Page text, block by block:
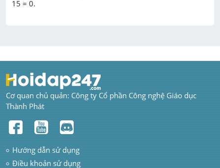
Cơ quan chủ quản: Công ty Cổ phần Công nghệ Giáo dục
Thành Phát
Hướng dẫn sử dụng
Điều khoản sử dụng